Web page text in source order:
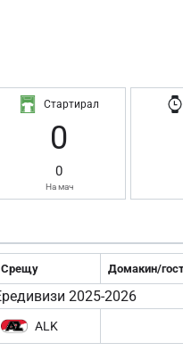
Стартирал
0
0
На мач
Срещу Домакин/
2025-2026
ALK